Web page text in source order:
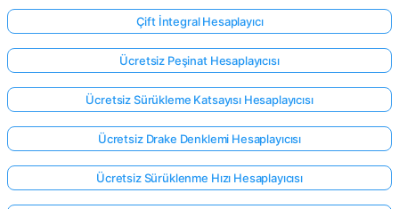
Çift İntegral Hesaplayıcı
Ücretsiz Peşinat Hesaplayıcısı
Ücretsiz Sürükleme Katsayısı Hesaplayıcısı
Ücretsiz Drake Denklemi Hesaplayıcısı
Ücretsiz Sürüklenme Hızı Hesaplayıcısı